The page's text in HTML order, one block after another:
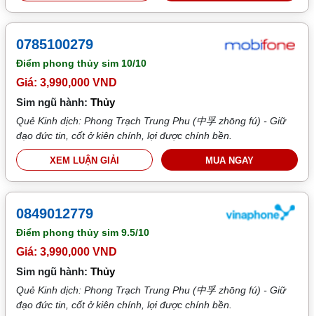
0785100279
Điểm phong thủy sim 10/10
Giá: 3,990,000 VND
Sim ngũ hành:Thủy
Quẻ Kinh dịch: Phong Trạch Trung Phu (中孚 zhōng fú) - Giữ
đạo đức tin, cốt ở kiên chính, lợi được chính bền.
XEM LUẬN GIẢI MUA NGAY
0849012779
Điểm phong thủy sim9.5/10
Giá: 3,990,000 VND
Sim ngũ hành:Thủy
Quẻ Kinh dịch: Phong Trạch Trung Phu (中孚 zhōng fú) - Giữ
đạo đức tin, cốt ở kiên chính, lợi được chính bền.